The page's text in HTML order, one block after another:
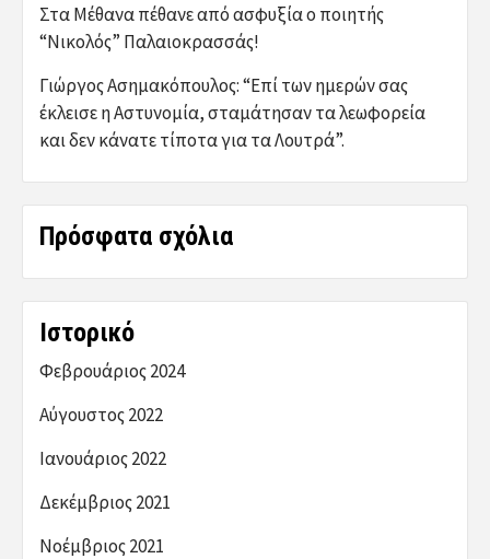
Στα Μέθανα πέθανε από ασφυξία ο ποιητής
“Νικολός” Παλαιοκρασσάς!
Γιώργος Ασημακόπουλος: “Επί των ημερών σας
έκλεισε η Αστυνομία, σταμάτησαν τα λεωφορεία
και δεν κάνατε τίποτα για τα Λουτρά”.
Πρόσφατα σχόλια
Ιστορικό
Φεβρουάριος 2024
Αύγουστος 2022
Ιανουάριος 2022
Δεκέμβριος 2021
Νοέμβριος 2021